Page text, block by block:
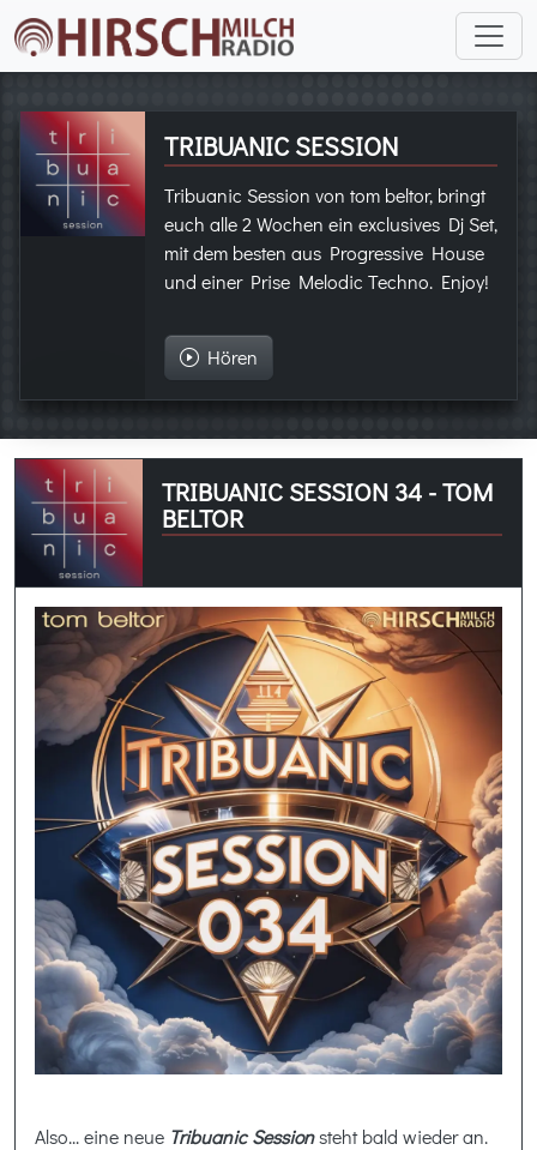
TRIBUANIC SESSION
Tribuanic Session von tom beltor, bringt
euch alle 2 Wochen ein exclusives Dj Set,
mit dem besten aus Progressive House
und einer Prise Melodic Techno. Enjoy!
Hören
TRIBUANIC SESSION 34 - TOM
BELTOR
Also... eine neue Tribuanic Sessionsteht bald wieder an.